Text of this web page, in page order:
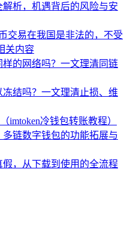
解析，机遇背后的风险与安
交易在我国是非法的，不受
关内容
样的网络吗？一文理清同链
冻结吗？一文理清止损、维
imtoken冷钱包转账教程）
多链数字钱包的功能拓展与
假，从下载到使用的全流程